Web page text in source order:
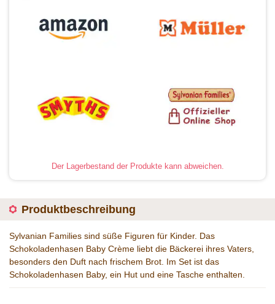
Der Lagerbestand der Produkte kann abweichen.
Produktbeschreibung
Sylvanian Families sind süße Figuren für Kinder. Das
Schokoladenhasen Baby Crème liebt die Bäckerei ihres Vaters,
besonders den Duft nach frischem Brot. Im Set ist das
Schokoladenhasen Baby, ein Hut und eine Tasche enthalten.